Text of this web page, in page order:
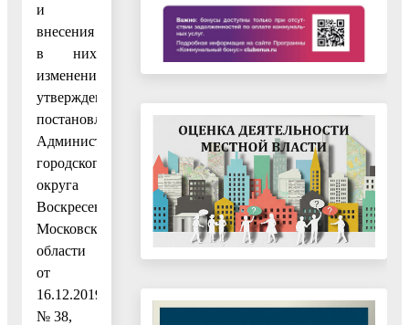
и
внесения
в них
изменений,
утвержденным
постановлением
Администрации
городского
округа
Воскресенск
Московской
области
от
16.12.2019
№ 38,